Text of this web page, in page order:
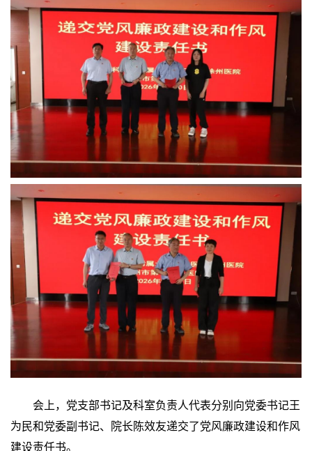
会上，党支部书记及科室负责人代表分别向党委书记王
为民和党委副书记、院长陈效友递交了党风廉政建设和作风
建设责任书。